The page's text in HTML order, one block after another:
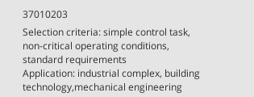
37010203
Selection criteria: simple control task,
non-critical operating conditions,
standard requirements
Application: industrial complex, building
technology,mechanical engineering